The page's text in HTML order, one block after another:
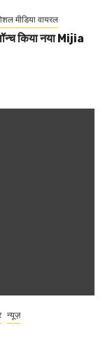
मीडिया वायरल
किया नया Mijia
न्यूज़